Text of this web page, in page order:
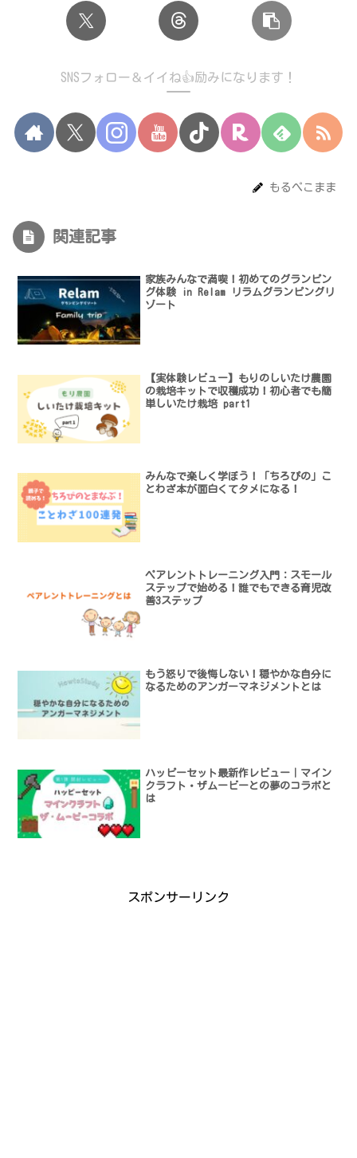
SNSフォロー＆イイね👍励みになります！
もるぺこまま
関連記事
家族みんなで満喫！初めてのグランピン
グ体験 in Relam リラムグランピングリ
ゾート
【実体験レビュー】もりのしいたけ農園
の栽培キットで収穫成功！初心者でも簡
単しいたけ栽培 part1
みんなで楽しく学ぼう！「ちろぴの」こ
とわざ本が面白くてタメになる！
ペアレントトレーニング入門：スモール
ステップで始める！誰でもできる育児改
善3ステップ
もう怒りで後悔しない！穏やかな自分に
なるためのアンガーマネジメントとは
ハッピーセット最新作レビュー｜マイン
クラフト・ザムービーとの夢のコラボと
は
スポンサーリンク